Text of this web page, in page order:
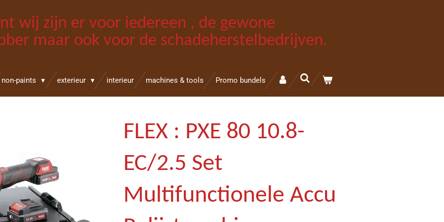
wij zijn er voor iedereen , de gewone
maar ook voor de schadeherstelbedrijven.
non-paints exterieur interieur machines & tools Promo bundels
FLEX : PXE 80 10.8-
EC/2.5 Set
Multifunctionele Accu